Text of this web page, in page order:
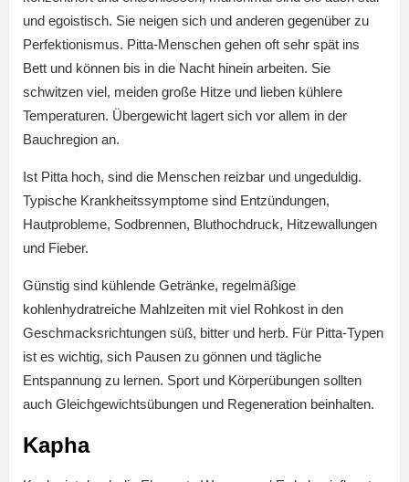
und egoistisch. Sie neigen sich und anderen gegenüber zu
Perfektionismus. Pitta-Menschen gehen oft sehr spät ins
Bett und können bis in die Nacht hinein arbeiten. Sie
schwitzen viel, meiden große Hitze und lieben kühlere
Temperaturen. Übergewicht lagert sich vor allem in der
Bauchregion an.
Ist Pitta hoch, sind die Menschen reizbar und ungeduldig.
Typische Krankheitssymptome sind Entzündungen,
Hautprobleme, Sodbrennen, Bluthochdruck, Hitzewallungen
und Fieber.
Günstig sind kühlende Getränke, regelmäßige
kohlenhydratreiche Mahlzeiten mit viel Rohkost in den
Geschmacksrichtungen süß, bitter und herb. Für Pitta-Typen
ist es wichtig, sich Pausen zu gönnen und tägliche
Entspannung zu lernen. Sport und Körperübungen sollten
auch Gleichgewichtsübungen und Regeneration beinhalten.
Kapha